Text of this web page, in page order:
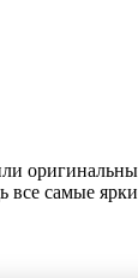
все самые